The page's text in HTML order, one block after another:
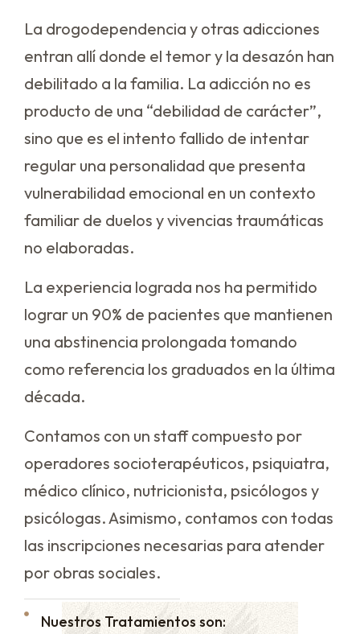
La drogodependencia y otras adicciones
entran allí donde el temor y la desazón han
debilitado a la familia. La adicción no es
producto de una “debilidad de carácter”,
sino que es el intento fallido de intentar
regular una personalidad que presenta
vulnerabilidad emocional en un contexto
familiar de duelos y vivencias traumáticas
no elaboradas.
La experiencia lograda nos ha permitido
lograr un 90% de pacientes que mantienen
una abstinencia prolongada tomando
como referencia los graduados en la última
década.
Contamos con un staff compuesto por
operadores socioterapéuticos, psiquiatra,
médico clínico, nutricionista, psicólogos y
psicólogas. Asimismo, contamos con todas
las inscripciones necesarias para atender
por obras sociales.
Nuestros Tratamientos son: